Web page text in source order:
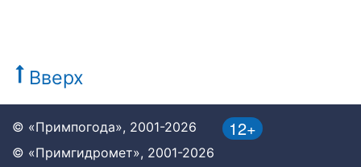
Вверх
12+
© «Примпогода», 2001-2026
© «Примгидромет», 2001-2026